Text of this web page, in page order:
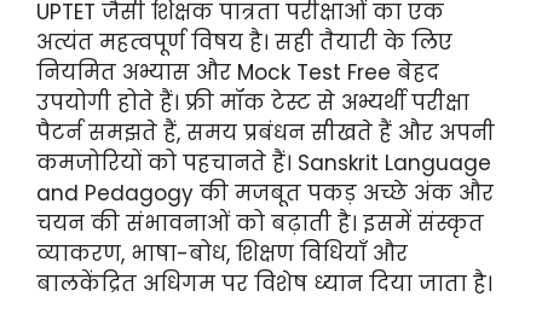
UPTET जैसी शिक्षक पात्रता परीक्षाओं का एक
अत्यंत महत्वपूर्ण विषय है। सही तैयारी के लिए
नियमित अभ्यास और Mock Test Free बेहद
उपयोगी होते हैं। फ्री मॉक टेस्ट से अभ्यर्थी परीक्षा
पैटर्न समझते हैं, समय प्रबंधन सीखते हैं और अपनी
कमजोरियों को पहचानते हैं। Sanskrit Language
and Pedagogy की मजबूत पकड़ अच्छे अंक और
चयन की संभावनाओं को बढ़ाती है। इसमें संस्कृत
व्याकरण, भाषा-बोध, शिक्षण विधियाँ और
बालकेंद्रित अधिगम पर विशेष ध्यान दिया जाता है।